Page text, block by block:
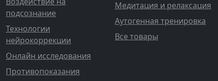
подсознание
Технологии
нейрокоррекции
Онлайн исследования
Противопоказания
Медитация и релаксация
Аутогенная тренировка
Все товары